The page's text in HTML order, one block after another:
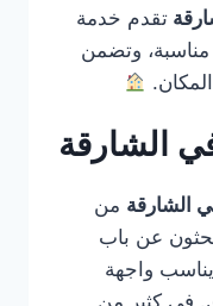
تقدم خدمة
وتضمن
الشارقة
الشارقة من
عن باب
واجهة